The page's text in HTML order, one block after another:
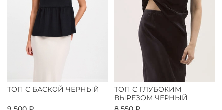
ТОП С БАСКОЙ ЧЕРНЫЙ
ТОП С ГЛУБОКИМ
ВЫРЕЗОМ ЧЕРНЫЙ